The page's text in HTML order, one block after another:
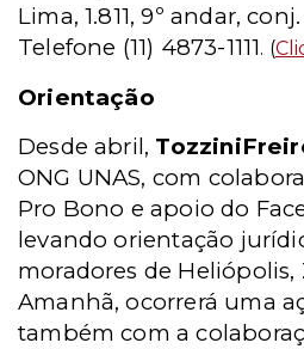
Lima, 1.811, 9º andar,
Telefone (11) 4873-1111. (
Orientação
Desde abril,
ONG UNAS, com
Pro Bono e apoio do
levando orientação
moradores de Heliópolis,
Amanhã, ocorrerá uma
também com a